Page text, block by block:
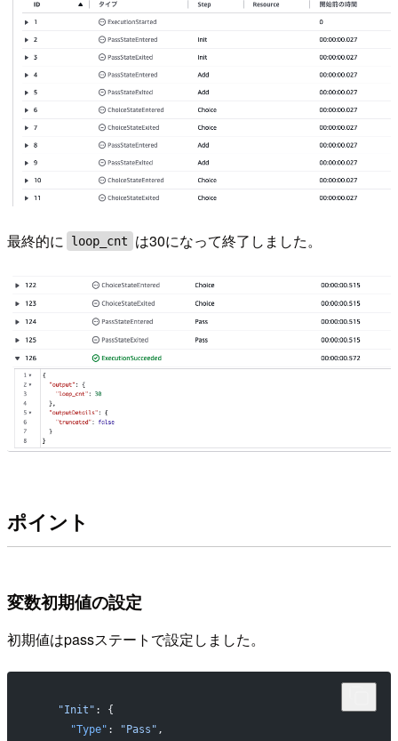
最終的に loop_cnt は30になって終了しました。
ポイント
変数初期値の設定
初期値はpassステートで設定しました。
    "Init"
: {
      "Type"
: "Pass" ,